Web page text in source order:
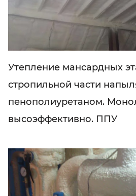
Утепление мансардных
стропильной части
пенополиуретаном.
высоэффективно. ППУ